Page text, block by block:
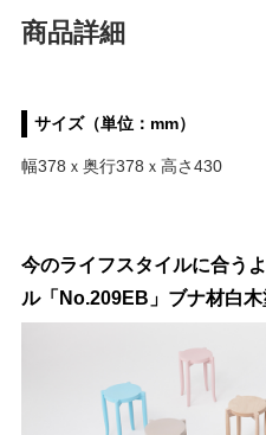
商品詳細
サイズ（単位：mm）
幅378ｘ奥行378ｘ高さ430
今のライフスタイルに合う
ル「No.209EB」ブナ材白木